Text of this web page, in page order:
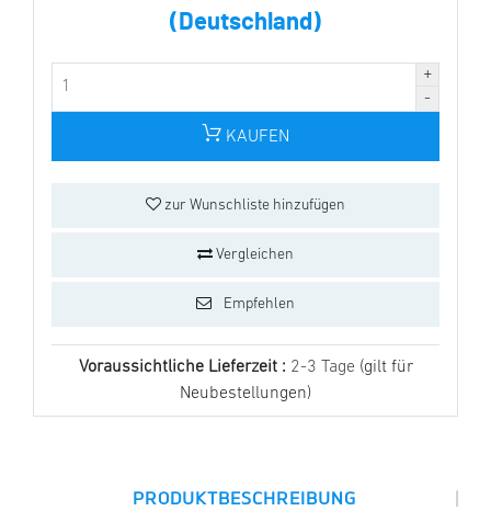
(Deutschland)
KAUFEN
zur Wunschliste hinzufügen
Vergleichen
Empfehlen
Voraussichtliche Lieferzeit : 2-3 Tage (gilt für
Neubestellungen)
PRODUKTBESCHREIBUNG |